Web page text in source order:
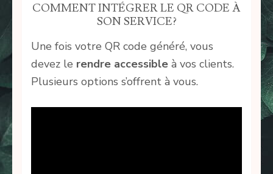
COMMENT INTÉGRER LE QR CODE À
SON SERVICE?
Une fois votre QR code généré, vous
devez le rendre accessible à vos clients.
Plusieurs options s’offrent à vous.